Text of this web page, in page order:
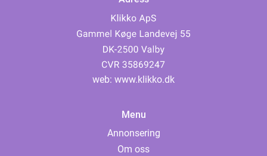
web: www.klikko.dk
Menu
Annonsering
Om oss